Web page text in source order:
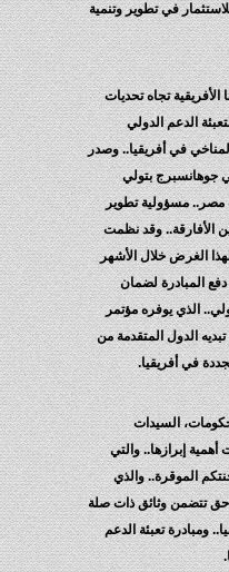
في تطوير وتنمية
تجاه تحديات
الدعم الدولي
في أفريقيا.. وصدر
بتولي
مسؤولية تطوير
وقد نظمت
الغرض خلال الأشهر
المبادرة لضمان
الذي يوفره مؤتمر
الدول المتقدمة من
في أفريقيا.
السيدات
إبرازها.. والتي
الموقرة.. والذي
تتضمن وثائق ذات صلة
تعبئة الدعم